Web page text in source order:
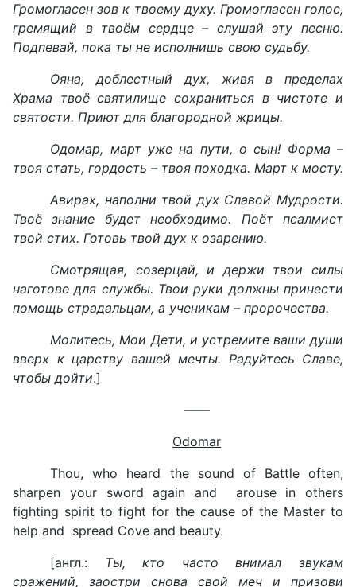
Громогласен зов к твоему духу. Громогласен голос,
гремящий в твоём сердце – слушай эту песню.
Подпевай, пока ты не исполнишь свою судьбу.
Ояна, доблестный дух, живя в пределах
Храма твоё святилище сохраниться в чистоте и
святости. Приют для благородной жрицы.
Одомар, март уже на пути, о сын! Форма –
твоя стать, гордость – твоя походка. Март к мосту.
Авирах, наполни твой дух Славой Мудрости.
Твоё знание будет необходимо. Поёт псалмист
твой стих. Готовь твой дух к озарению.
Смотрящая, созерцай, и держи твои силы
наготове для службы. Твои руки должны принести
помощь страдальцам, а ученикам – пророчества.
Молитесь, Мои Дети, и устремите ваши души
вверх к царству вашей мечты. Радуйтесь Славе,
чтобы дойти.]
——
Odomar
Thou, who heard the sound of Battle often,
sharpen your sword again and arouse in others
fighting spirit to fight for the cause of the Master to
help and spread Cove and beauty.
[англ.: Ты, кто часто внимал звукам
сражений, заостри снова свой меч и призови